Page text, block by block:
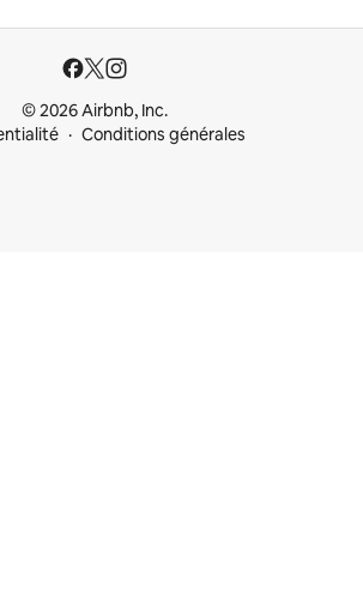
© 2026 Airbnb, Inc.
Conditions générales